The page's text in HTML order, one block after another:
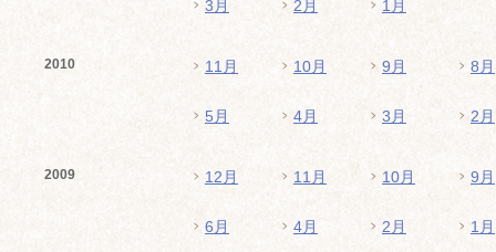
3月 2月 1月
2010 11月 10月 9月 8月
5月 4月 3月 2月
2009 12月 11月 10月 9月
6月 4月 2月 1月